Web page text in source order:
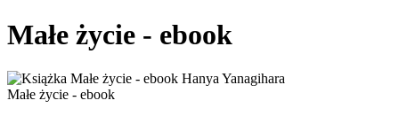
Małe życie - ebook
Małe życie - ebook